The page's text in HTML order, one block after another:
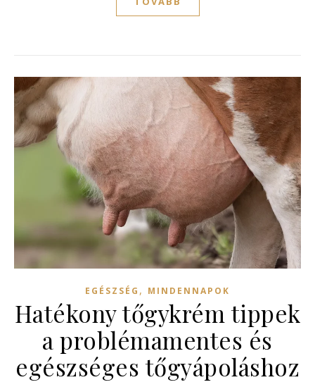
EGÉSZSÉG , MINDENNAPOK
Hatékony tőgykrém tippek
a problémamentes és
egészséges tőgyápoláshoz